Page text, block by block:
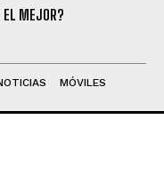
EL MEJOR?
MÓVILES